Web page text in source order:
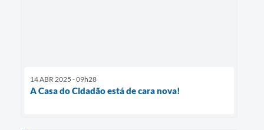
14 ABR 2025 - 09h28
A Casa do Cidadão está de cara nova!